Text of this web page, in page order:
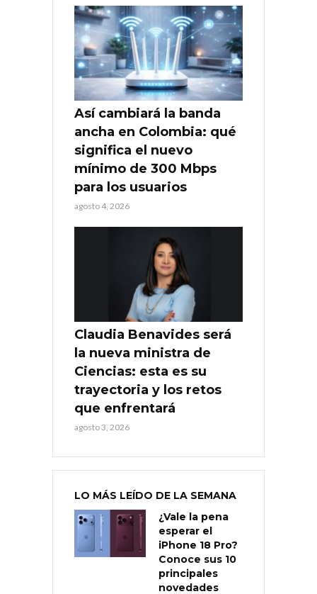
Así cambiará la banda
ancha en Colombia: qué
significa el nuevo
mínimo de 300 Mbps
para los usuarios
agosto 4, 2026
Claudia Benavides será
la nueva ministra de
Ciencias: esta es su
trayectoria y los retos
que enfrentará
agosto 3, 2026
LO MÁS LEÍDO DE LA SEMANA
¿Vale la pena
esperar el
iPhone 18 Pro?
Conoce sus 10
principales
novedades